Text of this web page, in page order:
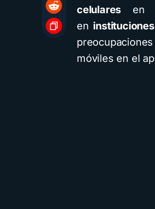
celulares en
en
móviles en el